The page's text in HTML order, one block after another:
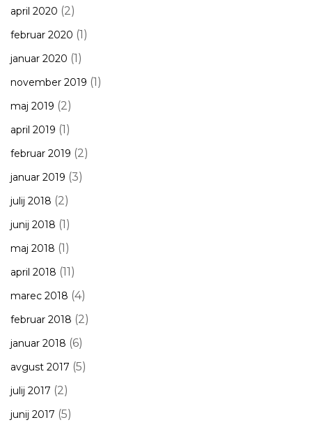
april 2020 (2)
februar 2020 (1)
januar 2020 (1)
november 2019 (1)
maj 2019 (2)
april 2019 (1)
februar 2019 (2)
januar 2019 (3)
julij 2018 (2)
junij 2018 (1)
maj 2018 (1)
april 2018 (11)
marec 2018 (4)
februar 2018 (2)
januar 2018 (6)
avgust 2017 (5)
julij 2017 (2)
junij 2017 (5)